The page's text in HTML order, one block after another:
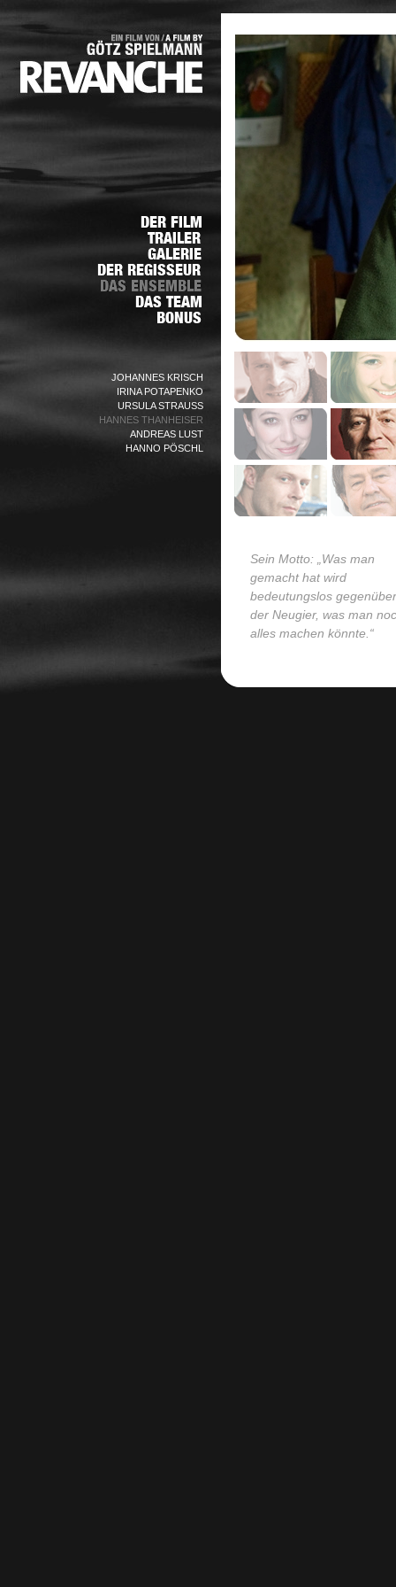
JOHANNES KRISCH
IRINA POTAPENKO
URSULA STRAUSS
HANNES THANHEISER
ANDREAS LUST
HANNO PÖSCHL
Sein Motto: „Was man
gemacht hat wird
bedeutungslos gegenüber
der Neugier, was man
alles machen könnte.“